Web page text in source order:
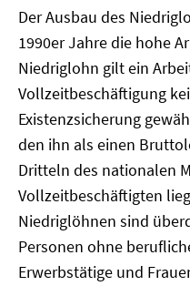
Der Ausbau des
1990er Jahre die hohe
Niedriglohn gilt ein
Vollzeitbeschäftigung
Existenzsicherung
den ihn als einen
Dritteln des nationalen
Vollzeitbeschäftigten
Niedriglöhnen sind
Personen ohne
Erwerbstätige und